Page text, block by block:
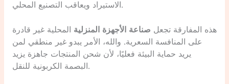
الاستيراد ويعاقب التصنيع المحلي.
هذه المفارقة تجعل صناعة الأجهزة المنزلية المحلية غير قادرة
على المنافسة السعرية. والله، الأمر يبدو غير منطقي لمن
يريد حماية البيئة فعليًا، لأن شحن المنتجات جاهزة يزيد
البصمة الكربونية للنقل.